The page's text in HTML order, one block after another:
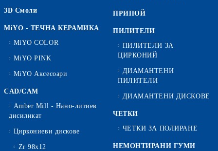
3D Смоли
MiYO - ТЕЧНА КЕРАМИКА
MiYO COLOR
MiYO PINK
MiYO Аксесоари
CAD/CAM
Amber Mill - Нано-литиев
дисиликат
Циркониеви дискове
Zr 98x12
ПРИПОЙ
ПИЛИТЕЛИ
ПИЛИТЕЛИ ЗА
ЦИРКОНИЙ
ДИАМАНТЕНИ
ПИЛИТЕЛИ
ДИАМАНТЕНИ ДИСКОВЕ
ЧЕТКИ
ЧЕТКИ ЗА ПОЛИРАНЕ
НЕМОНТИРАНИ ГУМИ